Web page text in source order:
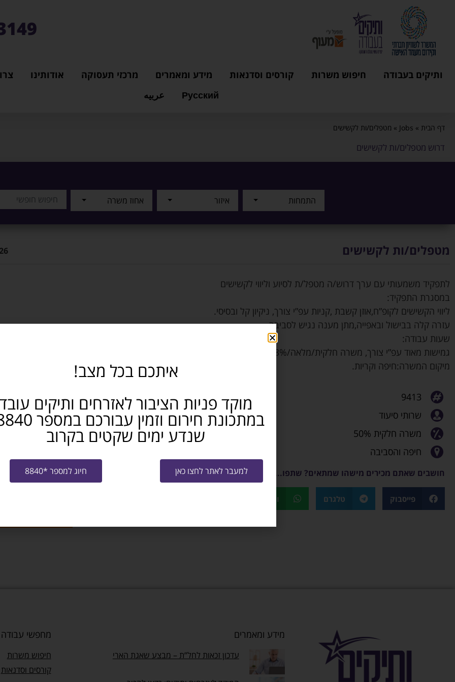
ותיקים בעבודה חיפוש משרות קורסים וסדנאות מידע ומאמרים מרכזי תעסוקה אודותינו
Русский
عربيه
דף הבית »
Jobs
» מטפלים/ות לקשישים
דרוש מטפלים/ות לקשישים
התמחות איזור אחוז משרה
מטפלים/ות לקשישים
לתפקיד משמעותי עם ערך דרוש/ה מטפל/ת לסיוע וליווי לקשישים
במסגרת התפקיד:
ליווי הקשישים לקופ”ח,אוזן קשבת ,קניות עפ”י צורך, ניקיון קל ובסיסי.
עזרה קלה בבישול ובאפייה,מתן מענה נגיש לסביבה.
שעות עבודה:
גמישות מאוד עפ”י צורך, משרה חלקית/מלאה/33% משרה
מיקום המשרה:חיפה וקריות.
9413
שרותי סיעוד
משרה חלקית 50%
חיפה והסביבה
חושבים שאתם מכירים מישהו שמתאים? שתפו...
פייסבוק טלגרם ווטסאפ
שלח קו"ח
מידע ומאמרים
עדכון זכאות לחל”ת – מבצע שאגת הארי
מחפשי עבודה
חיפוש משרות
קורסים וסדנאות
איתכם בכל מצב!
מוקד פניות הציבור לאזרחים ותיקים
שנדע ימים שקטים בקרוב
למעבר לאתר לחצו כאן חיוג למספר *8840